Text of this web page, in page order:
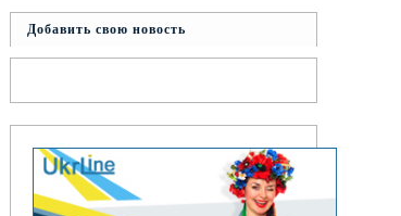
Добавить свою новость